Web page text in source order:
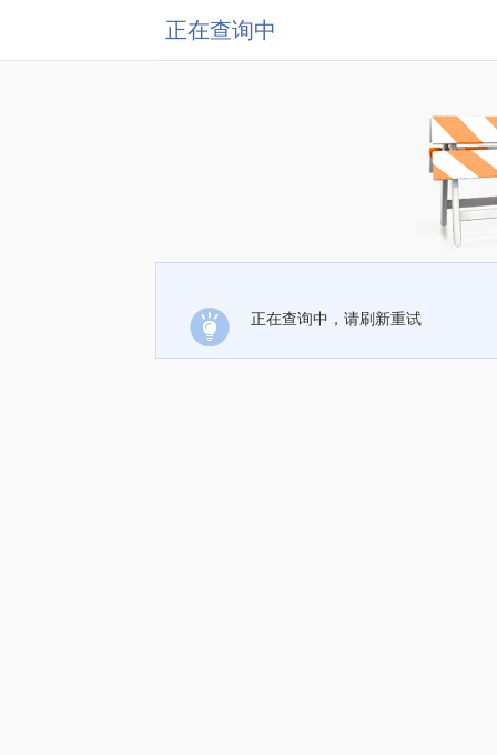
正在查询中
正在查询中，请刷新重试